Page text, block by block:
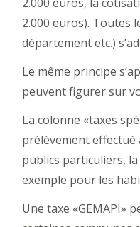
2.000 euros). Toutes
département etc.)
Le même principe
peuvent figurer sur
La colonne «taxes
prélèvement effectué
publics particuliers,
exemple pour les
Une taxe «GEMAPI»